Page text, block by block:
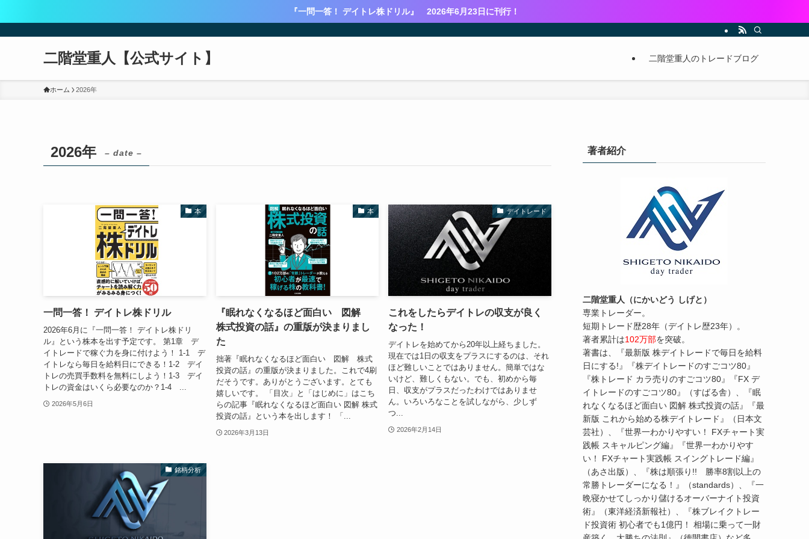
『一問一答！ デイトレ株ドリル』 2026年6月23日に刊行！
二階堂重人【公式サイト】 二階堂重人のトレードブログ
ホーム 2026年
2026年 – date –
本
一問一答！ デイトレ株ドリル
2026年6月に『一問一答！ デイトレ株ドリ
ル』という株本を出す予定です。 第1章 デ
イトレードで稼ぐ力を身に付けよう！ 1-1 デ
イトレなら毎日を給料日にできる！1-2 デイ
トレの売買手数料を無料にしよう！1-3 デイ
トレの資金はいくら必要なのか？1-4 ...
2026年5月6日
本
『眠れなくなるほど面白い 図解
株式投資の話』の重版が決まりまし
た
拙著『眠れなくなるほど面白い 図解 株式
投資の話』の重版が決まりました。これで4刷
だそうです。ありがとうございます。とても
嬉しいです。 「目次」と「はじめに」はこち
らの記事『眠れなくなるほど面白い 図解 株式
投資の話』という本を出します！ 「...
2026年3月13日
デイトレード
これをしたらデイトレの収支が良く
なった！
デイトレを始めてから20年以上経ちました。
現在では1日の収支をプラスにするのは、それ
ほど難しいことではありません。簡単ではな
いけど、難しくもない。でも、初めから毎
日、収支がプラスだったわけではありませ
ん。いろいろなことを試しながら、少しず
つ...
2026年2月14日
銘柄分析
著者紹介
二階堂重人（にかいどう しげと）
専業トレーダー。
短期トレード歴28年（デイトレ歴23年）。
著者累計は102万部を突破。
著書は、『最新版 株デイトレードで毎日を給料
日にする!』『株デイトレードのすごコツ80』
『株トレード カラ売りのすごコツ80』『FX デ
イトレードのすごコツ80』（すばる舎）、『眠
れなくなるほど面白い 図解 株式投資の話』『最
新版 これから始める株デイトレード』（日本文
芸社）、『世界一わかりやすい！ FXチャート実
践帳 スキャルピング編』『世界一わかりやす
い！ FXチャート実践帳 スイングトレード編』
（あさ出版）、『株は順張り!! 勝率8割以上の
常勝トレーダーになる！』（standards）、『一
晩寝かせてしっかり儲けるオーバーナイト投資
術』（東洋経済新報社）、『株ブレイクトレー
ド投資術 初心者でも1億円！ 相場に乗って一財